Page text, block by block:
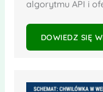
algorytmu API i
DOWIEDZ SIĘ